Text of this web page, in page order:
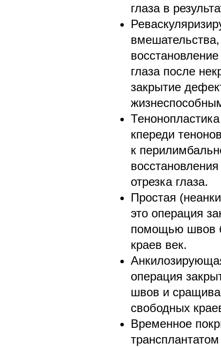
глаза в
глаза после
закрытие
кпереди
к
отрезка глаза.
Простая
это операция
помощью швов
краев век.
операция
швов и
свободных
Временное